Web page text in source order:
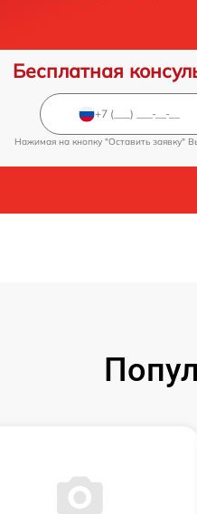
Бесплатная
Нажимая на кнопку "Оставить заявку"